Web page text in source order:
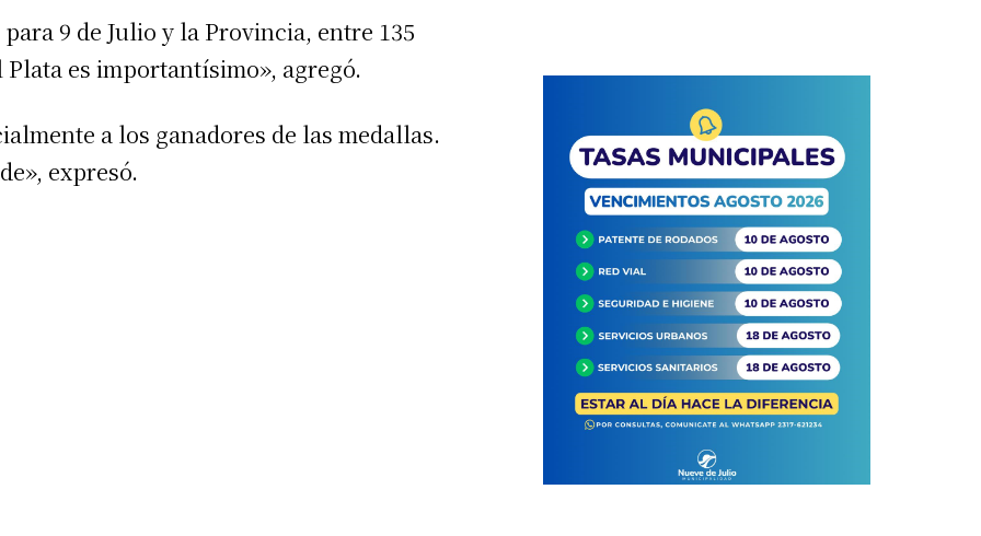
correo electrónico*
9 de Julio y la Provincia, entre 135
es importantísimo», agregó.
a los ganadores de las medallas.
expresó.